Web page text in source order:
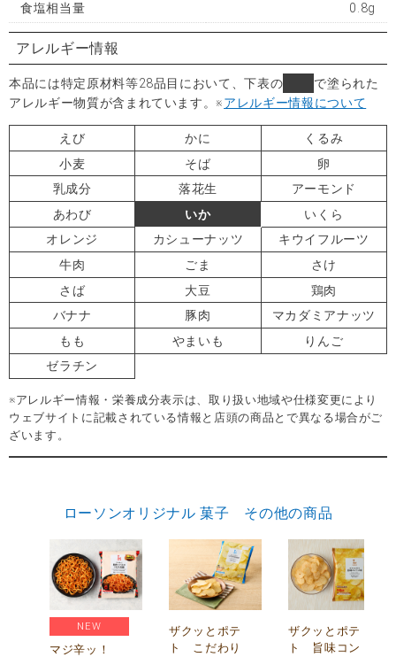
食塩相当量 0.8g
アレルギー情報
本品には特定原材料等28品目において、下表の
で塗られた
アレルギー物質が含まれています。※アレルギー情報について
えび かに
くるみ
小麦
そば
卵
乳成分
落花生
アーモンド
あわび
いか
いくら
オレンジ
カシューナッツ
キウイフルーツ
牛肉
ごま
さけ
さば
大豆
鶏肉
バナナ
豚肉
マカダミアナッツ
もも
やまいも
りんご
ゼラチン
※アレルギー情報・栄養成分表示は、取り扱い地域や仕様変更により
ウェブサイトに記載されている情報と店頭の商品とで異なる場合がご
ざいます。
ローソンオリジナル 菓子 その他の商品
NEW
マジ辛ッ！
ザクッとポテ
ト こだわり
ザクッとポテ
ト 旨味コン